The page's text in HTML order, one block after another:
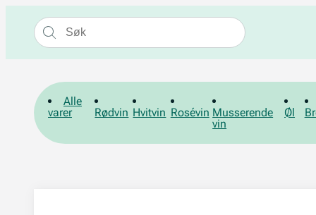
Alle
varer
Rødvin Hvitvin Rosévin Musserende
vin
Øl